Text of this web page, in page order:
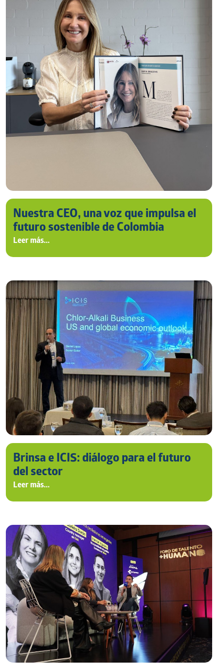
Nuestra CEO, una voz que impulsa el
futuro sostenible de Colombia
Leer más...
Brinsa e ICIS: diálogo para el futuro
del sector
Leer más...